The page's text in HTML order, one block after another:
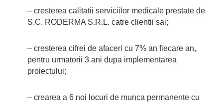
– cresterea calitatii serviciilor medicale prestate de
S.C. RODERMA S.R.L. catre clientii sai;
– cresterea cifrei de afaceri cu 7% an fiecare an,
pentru urmatorii 3 ani dupa implementarea
proiectului;
– crearea a 6 noi locuri de munca permanente cu